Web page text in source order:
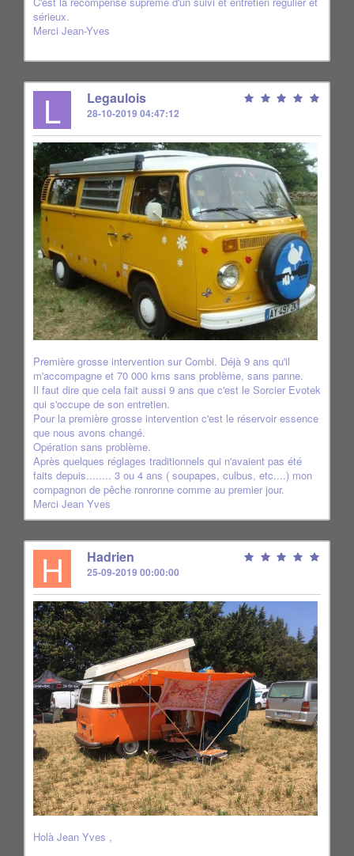
sérieux.
Merci Jean-Yves
L Legaulois
28-10-2019 04:47:12
Première grosse intervention sur Combi. Déjà 9 ans qu'il
m'accompagne et 70 000 kms sans problème, sans panne.
Il faut dire que cela fait aussi 9 ans que c'est le Sorcier Evotek
qui s'occupe de son entretien.
Pour la première grosse intervention c'est le réservoir essence
que nous avons changé.
Opération sans problème.
Après quelques réglages traditionnels qui n'avaient pas été
faits depuis........ 3 ou 4 ans ( soupapes, culbus, etc....) mon
compagnon de pêche ronronne comme au premier jour.
Merci Jean Yves
H Hadrien
25-09-2019 00:00:00
Holà Jean Yves ,